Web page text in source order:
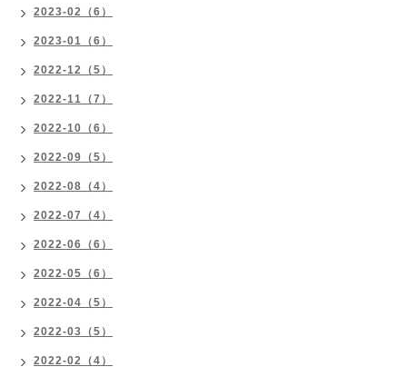
2023-02（6）
2023-01（6）
2022-12（5）
2022-11（7）
2022-10（6）
2022-09（5）
2022-08（4）
2022-07（4）
2022-06（6）
2022-05（6）
2022-04（5）
2022-03（5）
2022-02（4）